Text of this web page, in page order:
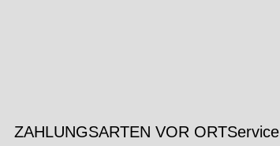
ZAHLUNGSARTEN VOR ORTService